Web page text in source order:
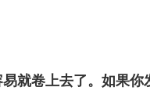
就卷上去了。如果